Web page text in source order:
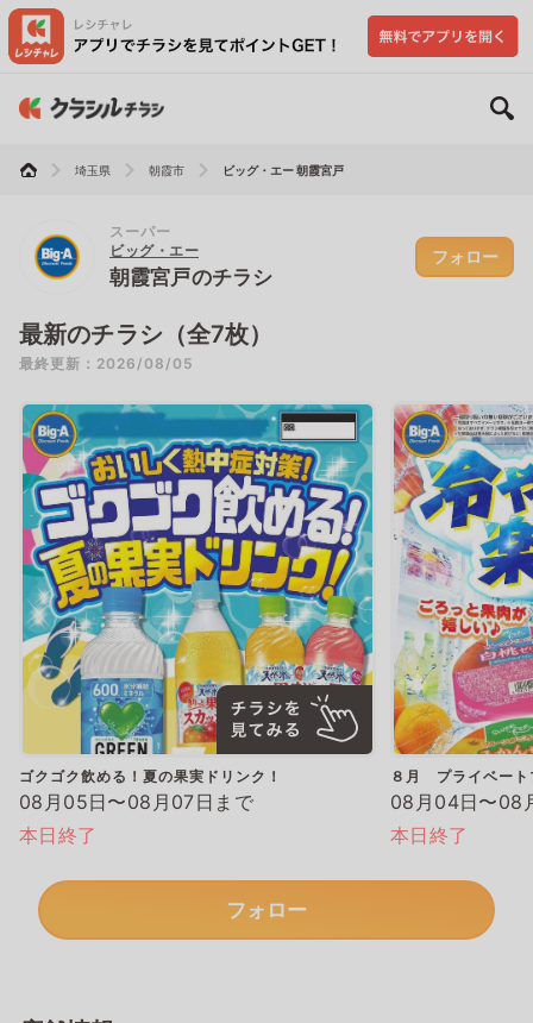
埼玉県 朝霞市 ビッグ・エー 朝霞宮戸
スーパー
ビッグ・エー
朝霞宮戸のチラシ
フォロー
最新のチラシ（全7枚）
最終更新：2026/08/05
ゴクゴク飲める！夏の果実ドリンク！
08月05日〜08月07日まで
本日終了
８月 プライベート
08月04日〜08
本日終了
フォロー